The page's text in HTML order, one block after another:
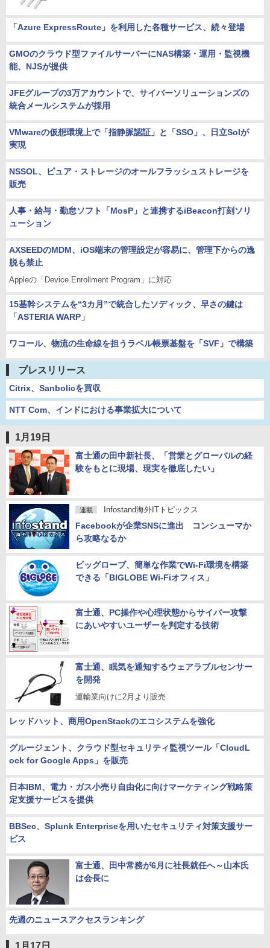
「Azure ExpressRoute」を利用した各種サービス、続々登場
GMOのクラウド型ファイルサーバーにNAS構築・運用・監視機
能、NJSが提供
JFEグループの3万アカウントで、サイバーソリューションズの
統合メールシステムが採用
VMwareの仮想環境上で「指静脈認証」と「SSO」、日立Solが
実現
NSSOL、ピュア・ストレージのオールフラッシュストレージを
販売
人事・給与・勤怠ソフト「MosP」と連携するiBeacon打刻ソリ
ューション
AXSEEDのMDM、iOS端末の管理設定が容易に、管理下からの逸
脱も禁止
Appleの「Device Enrollment Program」に対応
15基幹システムを“3カ月”で統合したソディック、早さの鍵は
「ASTERIA WARP」
ワコール、物流の生命線を担うラベル帳票基盤を「SVF」で構築
プレスリリース
Citrix、Sanbolicを買収
NTT Com、インドにおける事業拡大について
1月19日
富士通の田中新社長、「営業とグローバルの経
験をもとに現場、現実を徹底したい」
連載 Infostand海外ITトピックス
Facebookが企業SNSに進出 コンシューマか
ら攻略なるか
ビッグローブ、簡単な作業でWi-Fi環境を構築
できる「BIGLOBE Wi-Fiオフィス」
富士通、PC操作や心理状態からサイバー攻撃
にあいやすいユーザーを判定する技術
富士通、眠気を通知するウェアラブルセンサー
を開発
運輸業向けに2月より販売
レッドハット、商用OpenStackのエコシステムを強化
グルージェント、クラウド型セキュリティ監視ツール「CloudL
ock for Google Apps」を販売
日本IBM、電力・ガス小売り自由化に向けマーケティング戦略策
定支援サービスを提供
BBSec、Splunk Enterpriseを用いたセキュリティ対策支援サー
ビス
富士通、田中常務が6月に社長就任へ～山本氏
は会長に
先週のニュースアクセスランキング
1月17日